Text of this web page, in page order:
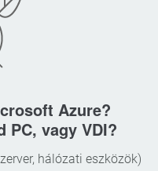
Azure?
PC, vagy VDI?
hálózati eszközök)